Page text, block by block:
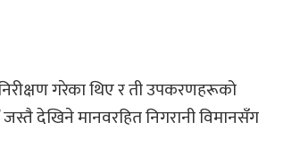
गरेका थिए र ती उपकरणहरूको
देखिने मानवरहित निगरानी विमानसँग